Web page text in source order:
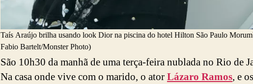
Taís Araújo brilha usando look Dior na piscina do hotel Hilton São Paulo
Fabio Bartelt/Monster Photo)
São 10h30 da manhã de uma terça-feira nublada no Rio de
Na casa onde vive com o marido, o atorLázaro Ramos, e os